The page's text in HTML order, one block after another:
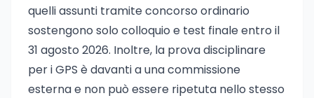
quelli assunti tramite concorso ordinario
sostengono solo colloquio e test finale entro il
31 agosto 2026. Inoltre, la prova disciplinare
per i GPS è davanti a una commissione
esterna e non può essere ripetuta nello stesso